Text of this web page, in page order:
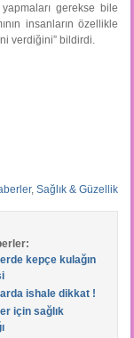
gerekse bile
insanların özellikle
verdiğini” bildirdi.
, Sağlık & Güzellik
kepçe kulağın
ishale dikkat !
için sağlık